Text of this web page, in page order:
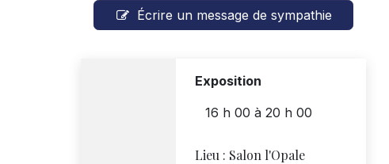
Écrire un message de sympathie
Exposition
16 h 00 à 20 h 00
Lieu : Salon l'Opale